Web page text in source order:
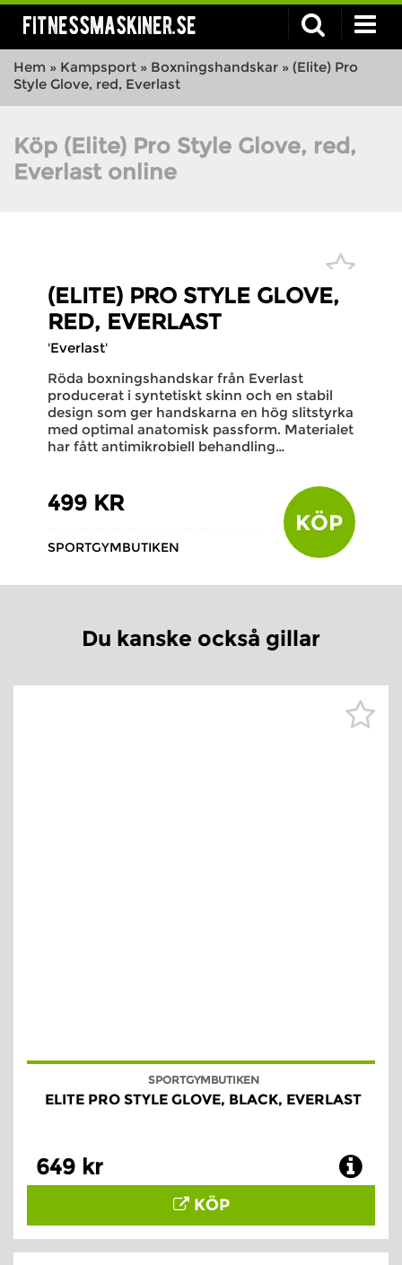
fitnessmaskiner.se
Hem » Kampsport » Boxningshandskar » (Elite) Pro
Style Glove, red, Everlast
Köp (Elite) Pro Style Glove, red,
Everlast online
(ELITE) PRO STYLE GLOVE,
RED, EVERLAST
'Everlast'
Röda boxningshandskar från Everlast
producerat i syntetiskt skinn och en stabil
design som ger handskarna en hög slitstyrka
med optimal anatomisk passform. Materialet
har fått antimikrobiell behandling…
499 KR
SPORTGYMBUTIKEN
KÖP
Du kanske också gillar
SPORTGYMBUTIKEN
ELITE PRO STYLE GLOVE, BLACK, EVERLAST
649 kr
KÖP